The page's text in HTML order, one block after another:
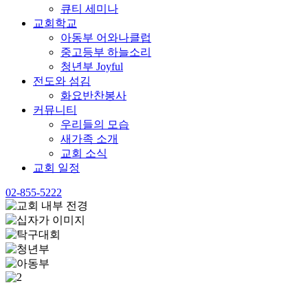
큐티 세미나
교회학교
아동부 어와나클럽
중고등부 하늘소리
청년부 Joyful
전도와 섬김
화요반찬봉사
커뮤니티
우리들의 모습
새가족 소개
교회 소식
교회 일정
02-855-5222